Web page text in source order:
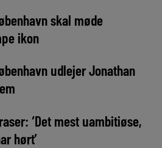
skal møde
ikon
udlejer Jonathan
‘Det mest uambitiøse,
hørt’